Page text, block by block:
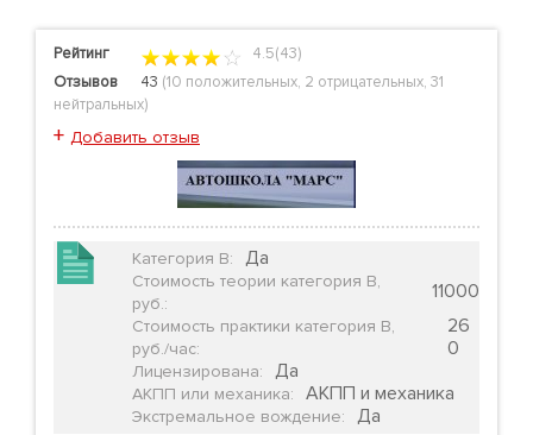
Рейтинг
4.5(43)
Отзывов
43 (10 положительных, 2 отрицательных, 31
нейтральных)
+ Добавить отзыв
Категория B: Да
Стоимость теории категория B,
руб.:
11000
Стоимость практики категория B,
руб./час:
26
0
Лицензирована: Да
АКПП или механика: АКПП и механика
Экстремальное вождение:
Да